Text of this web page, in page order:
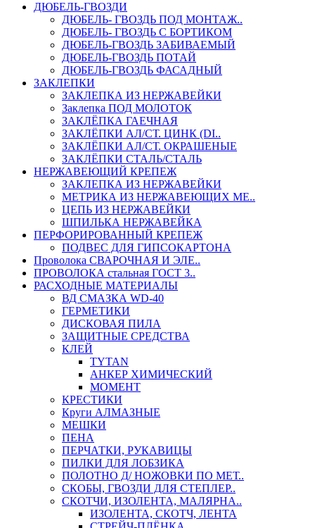
ДЮБЕЛЬ-ГВОЗДИ
ДЮБЕЛЬ- ГВОЗДЬ ПОД МОНТАЖ..
ДЮБЕЛЬ- ГВОЗДЬ С БОРТИКОМ
ДЮБЕЛЬ-ГВОЗДЬ ЗАБИВАЕМЫЙ
ДЮБЕЛЬ-ГВОЗДЬ ПОТАЙ
ДЮБЕЛЬ-ГВОЗДЬ ФАСАДНЫЙ
ЗАКЛЕПКИ
ЗАКЛЕПКА ИЗ НЕРЖАВЕЙКИ
Заклепка ПОД МОЛОТОК
ЗАКЛЁПКА ГАЕЧНАЯ
ЗАКЛЁПКИ АЛ/СТ. ЦИНК (DI..
ЗАКЛЁПКИ АЛ/СТ. ОКРАШЕНЫЕ
ЗАКЛЁПКИ СТАЛЬ/СТАЛЬ
НЕРЖАВЕЮЩИЙ КРЕПЕЖ
ЗАКЛЕПКА ИЗ НЕРЖАВЕЙКИ
МЕТРИКА ИЗ НЕРЖАВЕЮЩИХ МЕ..
ЦЕПЬ ИЗ НЕРЖАВЕЙКИ
ШПИЛЬКА НЕРЖАВЕЙКА
ПЕРФОРИРОВАННЫЙ КРЕПЕЖ
ПОДВЕС ДЛЯ ГИПСОКАРТОНА
Проволока СВАРОЧНАЯ И ЭЛЕ..
ПРОВОЛОКА стальная ГОСТ 3..
РАСХОДНЫЕ МАТЕРИАЛЫ
ВД СМАЗКА WD-40
ГЕРМЕТИКИ
ДИСКОВАЯ ПИЛА
ЗАЩИТНЫЕ СРЕДСТВА
КЛЕЙ
TYTAN
АНКЕР ХИМИЧЕСКИЙ
МОМЕНТ
КРЕСТИКИ
Круги АЛМАЗНЫЕ
МЕШКИ
ПЕНА
ПЕРЧАТКИ, РУКАВИЦЫ
ПИЛКИ ДЛЯ ЛОБЗИКА
ПОЛОТНО Д/ НОЖОВКИ ПО МЕТ..
СКОБЫ, ГВОЗДИ ДЛЯ СТЕПЛЕР..
СКОТЧИ, ИЗОЛЕНТА, МАЛЯРНА..
ИЗОЛЕНТА, СКОТЧ, ЛЕНТА